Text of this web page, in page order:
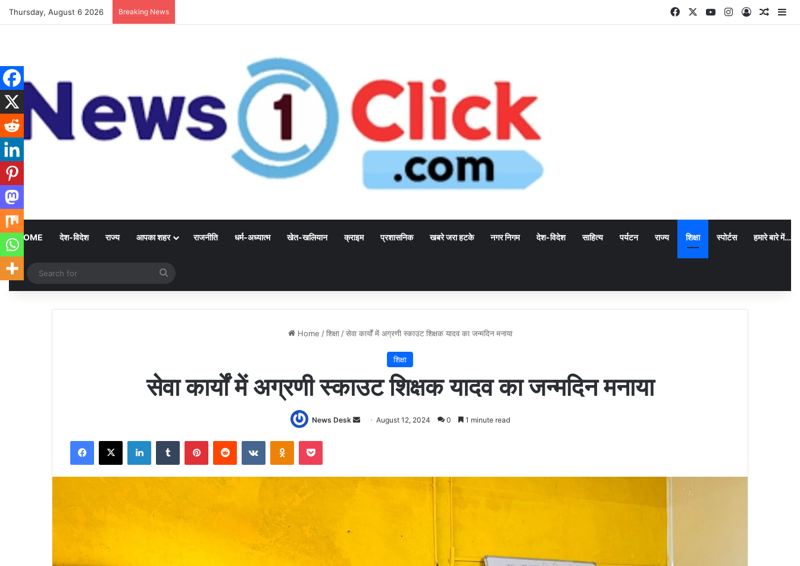
Thursday, August 6 2026 Breaking News FacebookYouTubeInstagram
Log In
HOME देश-विदेश राज्य आपका शहर राजनीति धर्म-अध्यात्म खेत-खलियान क्राइम प्रशासनिक खबरे जरा हटके नगर निगम देश-विदेश साहित्य पर्यटन राज्य शिक्षा स्पोर्टस हमारे बारे में…
Random Article
for
Home / शिक्षा / सेवा कार्यों में अग्रणी स्काउट शिक्षक यादव का जन्मदिन मनाया
शिक्षा
सेवा कार्यों में अग्रणी स्काउट शिक्षक यादव का जन्मदिन मनाया
News Desk
SendAugust 12, 2024 0 1 minute read
Facebook
X LinkedInTumblr PinterestReddit VKontakteOdnoklassniki
Pocket